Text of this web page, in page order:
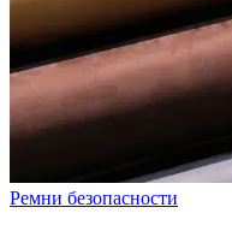
Ремни безопасности